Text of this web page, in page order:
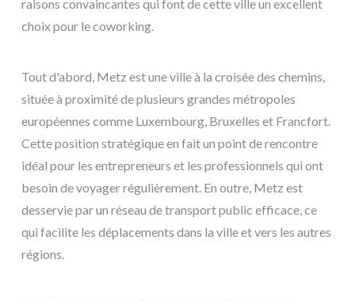
raisons convaincantes qui font de cette ville un excellent
choix pour le coworking.
Tout d'abord, Metz est une ville à la croisée des chemins,
située à proximité de plusieurs grandes métropoles
européennes comme Luxembourg, Bruxelles et Francfort.
Cette position stratégique en fait un point de rencontre
idéal pour les entrepreneurs et les professionnels qui ont
besoin de voyager régulièrement. En outre, Metz est
desservie par un réseau de transport public efficace, ce
qui facilite les déplacements dans la ville et vers les autres
régions.